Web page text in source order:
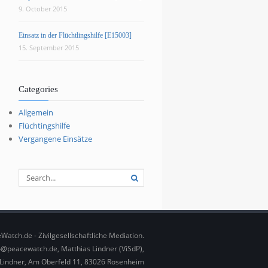
9. October 2015
Einsatz in der Flüchtlingshilfe [E15003]
15. September 2015
Categories
Allgemein
Flüchtingshilfe
Vergangene Einsätze
- Zivilgesellschaftliche Mediation.
Matthias Lindner (ViSdP),
Am Oberfeld 11, 83026 Rosenheim